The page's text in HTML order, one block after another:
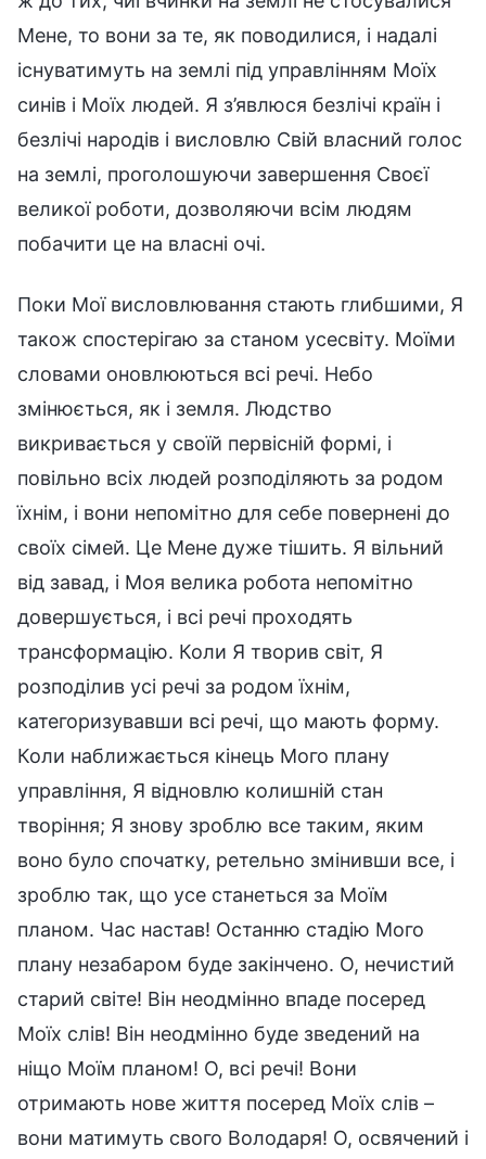
Мене, то вони за те, як поводилися, і надалі
існуватимуть на землі під управлінням Моїх
синів і Моїх людей. Я з’явлюся безлічі країн і
безлічі народів і висловлю Свій власний голос
на землі, проголошуючи завершення Своєї
великої роботи, дозволяючи всім людям
побачити це на власні очі.
Поки Мої висловлювання стають глибшими, Я
також спостерігаю за станом усесвіту. Моїми
словами оновлюються всі речі. Небо
змінюється, як і земля. Людство
викривається у своїй первісній формі, і
повільно всіх людей розподіляють за родом
їхнім, і вони непомітно для себе повернені до
своїх сімей. Це Мене дуже тішить. Я вільний
від завад, і Моя велика робота непомітно
довершується, і всі речі проходять
трансформацію. Коли Я творив світ, Я
розподілив усі речі за родом їхнім,
категоризувавши всі речі, що мають форму.
Коли наближається кінець Мого плану
управління, Я відновлю колишній стан
творіння; Я знову зроблю все таким, яким
воно було спочатку, ретельно змінивши все, і
зроблю так, що усе станеться за Моїм
планом. Час настав! Останню стадію Мого
плану незабаром буде закінчено. О, нечистий
старий світе! Він неодмінно впаде посеред
Моїх слів! Він неодмінно буде зведений на
ніщо Моїм планом! О, всі речі! Вони
отримають нове життя посеред Моїх слів –
вони матимуть свого Володаря! О, освячений і